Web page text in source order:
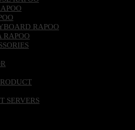
RAPOO
RAPOO
SERVERS